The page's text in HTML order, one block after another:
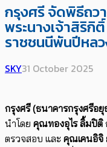
กรุงศรี จัดพิธีถว
พระนางเจ้าสิริกิ
ราชชนนีพันปีหล
SKY31 October 2025
กรุงศรี (ธนาคารกรุงศรีอ
นำโดย คุณทองอุไร ลิ้มปิติ
ตรวจสอบ และ คุณเคนอิจิ